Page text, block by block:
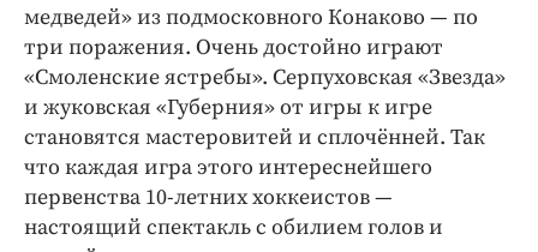
медведей» из подмосковного Конаково — по
три поражения. Очень достойно играют
«Смоленские ястребы». Серпуховская «Звезда»
и жуковская «Губерния» от игры к игре
становятся мастеровитей и сплочённей. Так
что каждая игра этого интереснейшего
первенства 10-летних хоккеистов —
настоящий спектакль с обилием голов и